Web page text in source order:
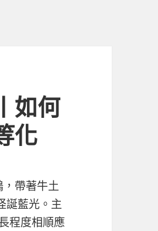
如何
化
帶著牛土
誕藍光。主
程度相順應